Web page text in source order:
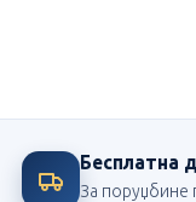
Бесплатна
За поруџбине